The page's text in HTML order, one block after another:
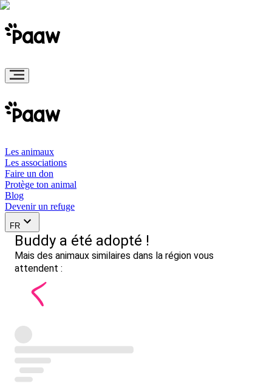
Les animaux
Les associations
Faire un don
Protège ton animal
Blog
Devenir un refuge
FR
Buddy a été adopté !
Mais des animaux similaires dans la région vous
attendent :